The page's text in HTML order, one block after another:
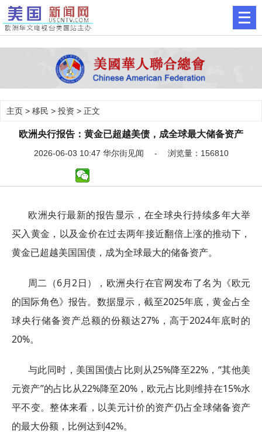
主页 > 移民 > 投资 > 正文
欧洲央行报告：黄金已超越美债，成全球最大储备资产
2026-06-03 10:47 华尔街见闻 - 浏览量：156810
欧洲央行最新的报告显示，在全球央行持续多年大举
买入黄金，以及金价在过去两年接近翻倍上涨的推动下，
黄金已超越美国国债，成为全球最大的储备资产。
周二（6月2日），欧洲央行在官网发布了名为《欧元
的国际角色》报告。数据显示，截至2025年底，黄金占全
球央行储备资产总额的份额达27%，高于2024年底时的
20%。
与此同时，美国国债占比则从25%降至22%，“其他美
元资产”的占比从22%降至20%，欧元占比则维持在15%水
平不变。整体来看，以美元计价的资产仍占全球储备资产
的最大份额，比例达到42%。